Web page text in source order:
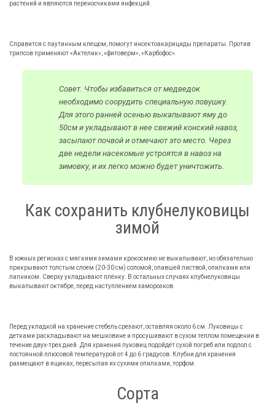
растений и являются переносчиками инфекций.
Справится с паутинным клещом, помогут инсектоакарициды препараты. Против
трипсов применяют «Актелик», «фитоверм», «Карбофос».
Совет. Чтобы избавиться от медведок
необходимо соорудить специальную ловушку.
Для этого ранней осенью выкапывают яму до
50см и укладывают в нее свежий конский навоз,
засыпают почвой и отмечают это место. Через
две недели насекомые устроятся в навоз на
зимовку, и их легко можно будет уничтожить.
Как сохранить клубнелуковицы
зимой
В южных регионах с мягкими зимами крокосмию не выкапывают, но обязательно
прикрывают толстым слоем (20-30 см) соломой, опавшей листвой, опилками или
лапником. Сверху укладывают плёнку. В остальных случаях клубнелуковицы
выкапывают октябре, перед наступлением заморозков.
Перед укладкой на хранение стебель срезают, оставляя около 6 см. Луковицы с
детками раскладывают на мешковине и просушивают в сухом теплом помещении в
течение двух-трех дней. Для хранения луковиц подойдёт сухой погреб или подпол с
постоянной плюсовой температурой от 4 до 6 градусов. Клубни для хранения
размещают в ящиках, пересыпая их сухими опилками, торфом.
Сорта